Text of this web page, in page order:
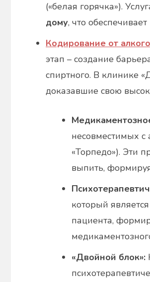
(«белая горячка»).
дому, что
Кодирование от
этап – создание
спиртного. В клинике
доказавшие свою
несовместимых с
«Торпедо»). Эти
выпить,
который
пациента,
«Двойной блок»: